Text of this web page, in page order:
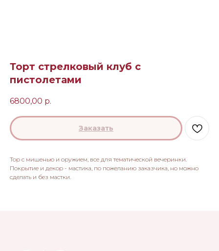
Торт стрелковый клуб с
пистолетами
6800,00 р.
Заказать
Тор с мишенью и оружием, все для тематической вечеринки.
Покрытие и декор - мастика, по пожеланию заказчика, но можно
сделать и без мастки.